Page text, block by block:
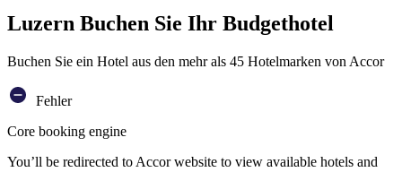
Luzern Buchen Sie Ihr Budgethotel
Buchen Sie ein Hotel aus den mehr als 45 Hotelmarken von Accor
Fehler
Core booking engine
You’ll be redirected to Accor website to view available hotels and